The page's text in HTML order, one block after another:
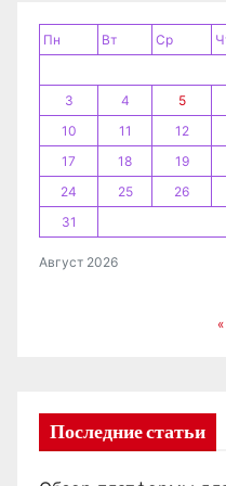
и
с
м
Август 2026
Пн Вт Ср
3
4 5
10
11 12
17
18 19
24
25 26
31
Последние статьи